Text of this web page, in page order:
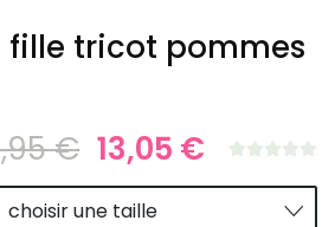
fille tricot pommes
€ 13,05 €
choisir une taille